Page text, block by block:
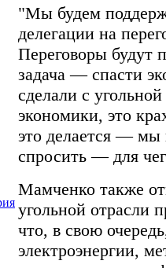
"Мы будем
делегации на
Переговоры будут
задача — спасти
сделали с
экономики, это
это делается —
спросить — для
Мамченко также
угольной отрасли
что, в свою
электроэнергии,